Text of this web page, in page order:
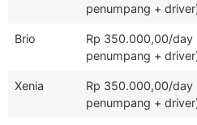
penumpang +
Brio
Rp 350.000,00/day
penumpang +
Xenia
Rp 350.000,00/day
penumpang +